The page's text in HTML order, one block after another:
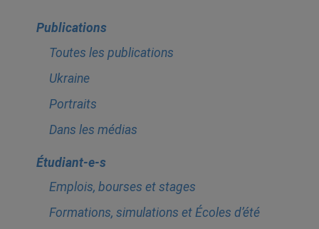
Publications
Toutes les publications
Ukraine
Portraits
Dans les médias
Étudiant-e-s
Emplois, bourses et stages
Formations, simulations et Écoles d’été